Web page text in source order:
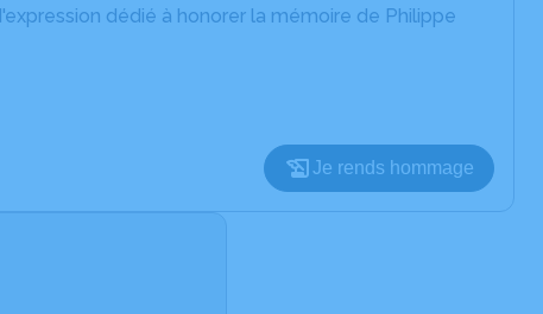
dédié à honorer la mémoire de Philippe
Je rends hommage